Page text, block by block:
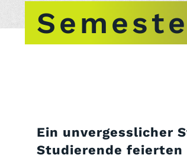
Ein unvergesslicher
Studierende feierten